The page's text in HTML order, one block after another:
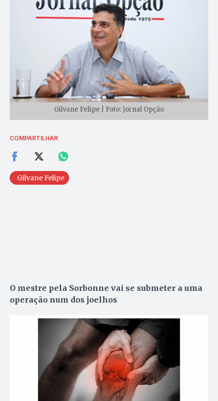
Gilvane Felipe | Foto: Jornal Opção
COMPARTILHAR
Gilvane Felipe
O mestre pela Sorbonne vai se submeter a uma
operação num dos joelhos